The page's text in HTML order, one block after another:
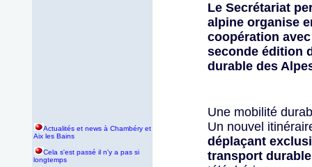
Actualités et news à Chambéry et
Aix les Bains
Cela s'est passé il n'y a pas si
longtemps
Le Secrétariat
alpine organise
coopération
seconde édition
durable des
Une mobilité
Un nouvel
déplaçant
transport